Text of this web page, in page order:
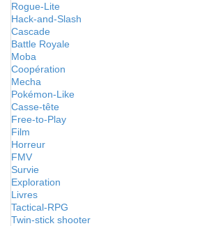
Rogue-Lite
Hack-and-Slash
Cascade
Battle Royale
Moba
Coopération
Mecha
Pokémon-Like
Casse-tête
Free-to-Play
Film
Horreur
FMV
Survie
Exploration
Livres
Tactical-RPG
Twin-stick shooter